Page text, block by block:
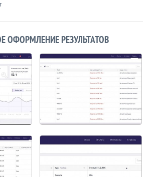
ОФОРМЛЕНИЕ РЕЗУЛЬТАТОВ